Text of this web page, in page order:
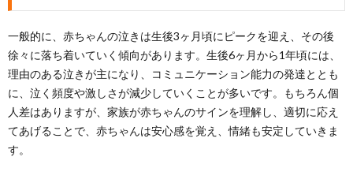
一般的に、赤ちゃんの泣きは生後3ヶ月頃にピークを迎え、その後
徐々に落ち着いていく傾向があります。生後6ヶ月から1年頃には、
理由のある泣きが主になり、コミュニケーション能力の発達ととも
に、泣く頻度や激しさが減少していくことが多いです。もちろん個
人差はありますが、家族が赤ちゃんのサインを理解し、適切に応え
てあげることで、赤ちゃんは安心感を覚え、情緒も安定していきま
す。